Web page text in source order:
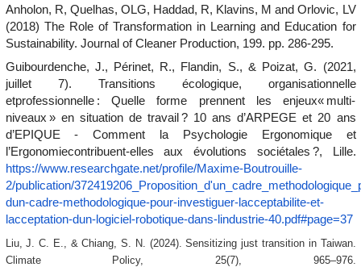
Anholon, R, Quelhas, OLG, Haddad, R, Klavins, M and Orlovic, LV
(2018) The Role of Transformation in Learning and Education for
Sustainability. Journal of Cleaner Production, 199. pp. 286-295.
Guibourdenche, J., Périnet, R., Flandin, S., & Poizat, G. (2021,
juillet 7). Transitions écologique, organisationnelle
etprofessionnelle : Quelle forme prennent les enjeux« multi-
niveaux » en situation de travail ?10 ans d’ARPEGE et 20 ans
d’EPIQUE - Comment la Psychologie Ergonomique et
l’Ergonomiecontribuent-elles aux évolutions sociétales ?, Lille.
https://www.researchgate.net/profile/Maxime-Boutrouille-
2/publication/
dun-cadre-methodologique-pour-investiguer-lacceptabilite-et-
lacceptation-dun-logiciel-robotique-dans-lindustrie-40.pdf#page=37
Liu, J. C. E., & Chiang, S. N. (2024).Sensitizing just transition in Taiwan.
Climate Policy, 25(7), 965–976.